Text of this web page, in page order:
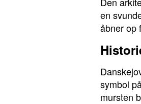
en
åbner op
symbol
mursten